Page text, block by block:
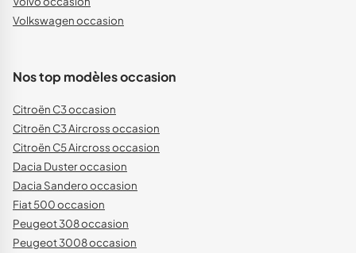
Volkswagen occasion
Nos top modèles occasion
Citroën C3 occasion
Citroën C3 Aircross occasion
Citroën C5 Aircross occasion
Dacia Duster occasion
Dacia Sandero occasion
Fiat 500 occasion
Peugeot 308 occasion
Peugeot 3008 occasion